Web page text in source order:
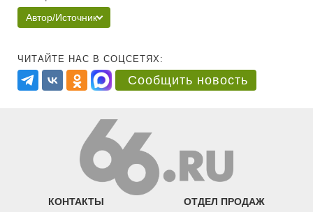
Автор/Источник
ЧИТАЙТЕ НАС В СОЦСЕТЯХ:
Сообщить новость
КОНТАКТЫ ОТДЕЛ ПРОДАЖ